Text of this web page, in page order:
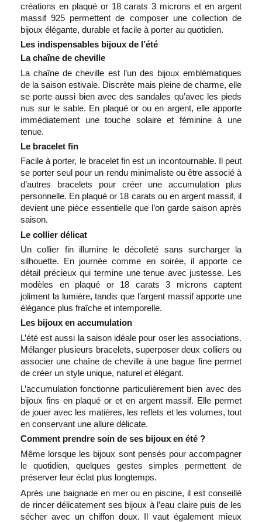
créations en plaqué or 18 carats 3 microns et en argent
massif 925 permettent de composer une collection de
bijoux élégante, durable et facile à porter au quotidien.
Les indispensables bijoux de l’été
La chaîne de cheville
La chaîne de cheville est l’un des bijoux emblématiques
de la saison estivale. Discrète mais pleine de charme, elle
se porte aussi bien avec des sandales qu’avec les pieds
nus sur le sable. En plaqué or ou en argent, elle apporte
immédiatement une touche solaire et féminine à une
tenue.
Le bracelet fin
Facile à porter, le bracelet fin est un incontournable. Il peut
se porter seul pour un rendu minimaliste ou être associé à
d’autres bracelets pour créer une accumulation plus
personnelle. En plaqué or 18 carats ou en argent massif, il
devient une pièce essentielle que l’on garde saison après
saison.
Le collier délicat
Un collier fin illumine le décolleté sans surcharger la
silhouette. En journée comme en soirée, il apporte ce
détail précieux qui termine une tenue avec justesse. Les
modèles en plaqué or 18 carats 3 microns captent
joliment la lumière, tandis que l’argent massif apporte une
élégance plus fraîche et intemporelle.
Les bijoux en accumulation
L’été est aussi la saison idéale pour oser les associations.
Mélanger plusieurs bracelets, superposer deux colliers ou
associer une chaîne de cheville à une bague fine permet
de créer un style unique, naturel et élégant.
L’accumulation fonctionne particulièrement bien avec des
bijoux fins en plaqué or et en argent massif. Elle permet
de jouer avec les matières, les reflets et les volumes, tout
en conservant une allure délicate.
Comment prendre soin de ses bijoux en été ?
Même lorsque les bijoux sont pensés pour accompagner
le quotidien, quelques gestes simples permettent de
préserver leur éclat plus longtemps.
Après une baignade en mer ou en piscine, il est conseillé
de rincer délicatement ses bijoux à l’eau claire puis de les
sécher avec un chiffon doux. Il vaut également mieux